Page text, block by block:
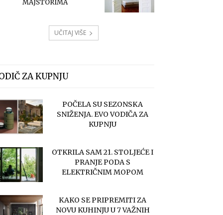
MAJSTORIMA
UČITAJ VIŠE
ZA KUPNJU
POČELA SU SEZONSKA
SNIŽENJA. EVO VODIČA ZA
KUPNJU
OTKRILA SAM 21. STOLJEĆE I
PRANJE PODA S
ELEKTRIČNIM MOPOM
KAKO SE PRIPREMITI ZA
NOVU KUHINJU U 7 VAŽNIH